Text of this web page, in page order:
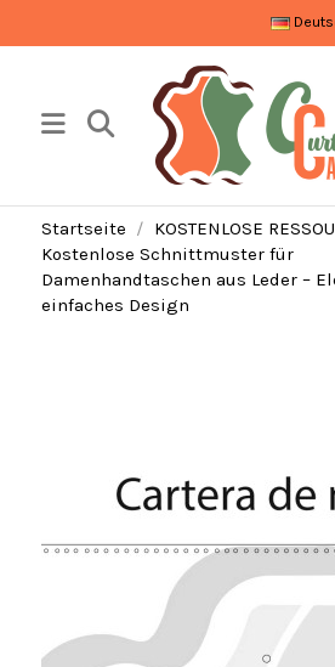
Startseite
KOSTENLOSE
Kostenlose Schnittmuster für
Damenhandtaschen aus Leder –
einfaches Design